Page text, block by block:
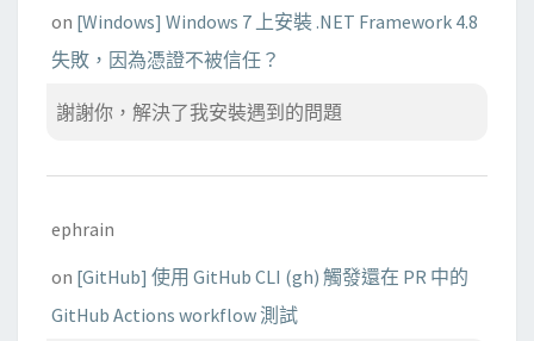
on [Windows] Windows 7 上安裝 .NET Framework 4.8
失敗，因為憑證不被信任？
謝謝你，解決了我安裝遇到的問題
ephrain
on [GitHub] 使用 GitHub CLI (gh) 觸發還在 PR 中的
GitHub Actions workflow 測試